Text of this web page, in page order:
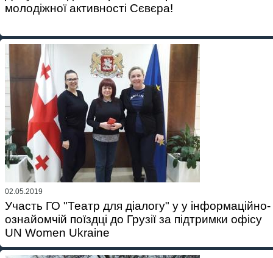
молодіжної активності Сєвєра!
02.05.2019
Участь ГО "Театр для діалогу" у у інформаційно-
ознайомчій поїздці до Грузії за підтримки офісу
UN Women Ukraine